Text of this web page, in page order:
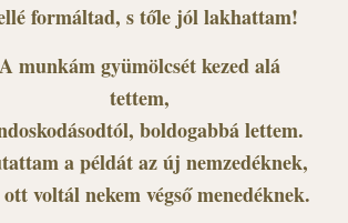
formáltad, s tőle jól lakhattam!
A munkám gyümölcsét kezed alá
tettem,
boldogabbá lettem.
a példát az új nemzedéknek,
voltál nekem végső menedéknek.